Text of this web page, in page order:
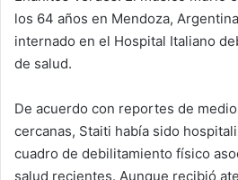
los 64 años en Mendoza,
internado en el Hospital Italiano
de salud.
De acuerdo con reportes de
cercanas, Staiti había sido
cuadro de debilitamiento físico
salud recientes. Aunque recibió